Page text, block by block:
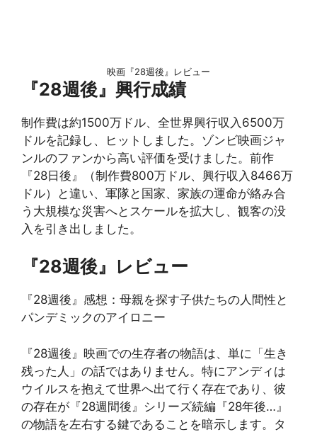
映画『28週後』レビュー
『28週後』興行成績
制作費は約1500万ドル、全世界興行収入6500万
ドルを記録し、ヒットしました。ゾンビ映画ジャ
ンルのファンから高い評価を受けました。前作
『28日後』（制作費800万ドル、興行収入8466万
ドル）と違い、軍隊と国家、家族の運命が絡み合
う大規模な災害へとスケールを拡大し、観客の没
入を引き出しました。
『28週後』レビュー
『28週後』感想：母親を探す子供たちの人間性と
パンデミックのアイロニー
『28週後』映画での生存者の物語は、単に「生き
残った人」の話ではありません。特にアンディは
ウイルスを抱えて世界へ出て行く存在であり、彼
の存在が『28週間後』シリーズ続編『28年後…』
の物語を左右する鍵であることを暗示します。タ